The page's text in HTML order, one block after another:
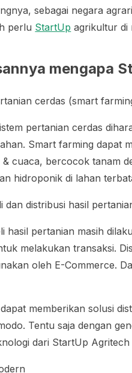
sebagai negara
perlu StartUp agrikultur di
mengapa
cerdas (smart
pertanian cerdas
Smart farming dapat
& cuaca, bercocok tanam
hidroponik di lahan
dan distribusi hasil
hasil pertanian masih
melakukan transaksi.
oleh E-Commerce.
memberikan solusi
Tentu saja dengan
dari StartUp Agritech